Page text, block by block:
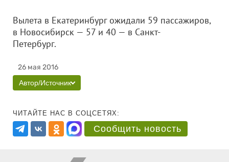
Вылета в Екатеринбург ожидали 59 пассажиров,
в Новосибирск — 57 и 40 — в Санкт-
Петербург.
26 мая 2016
Автор/Источник
ЧИТАЙТЕ НАС В СОЦСЕТЯХ:
Сообщить новость